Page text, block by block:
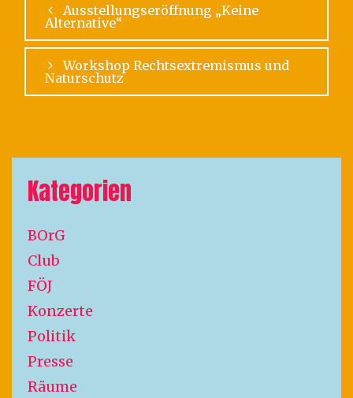
Ausstellungseröffnung „Keine
Alternative“
Workshop Rechtsextremismus und
Naturschutz
Kategorien
BOrG
Club
FÖJ
Konzerte
Politik
Presse
Räume